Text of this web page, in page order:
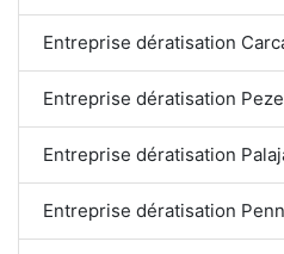
Entreprise dératisation
Entreprise dératisation
Entreprise dératisation
Entreprise dératisation